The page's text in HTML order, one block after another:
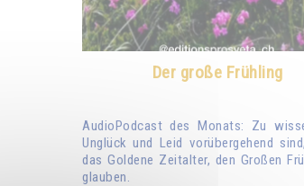
Der große Frühling
AudioPodcast des Monats: Zu
Unglück und Leid vorübergehend
das Goldene Zeitalter, den Großen
glauben.